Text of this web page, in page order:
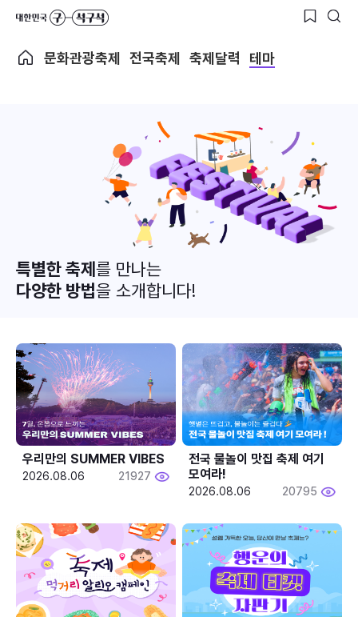
문화관광축제 전국축제 축제달력 테마
특별한 축제를 만나는
다양한 방법을 소개합니다!
우리만의 SUMMER VIBES
2026.08.06 21927
전국 물놀이 맛집 축제 여기
모여라!
2026.08.06 20795